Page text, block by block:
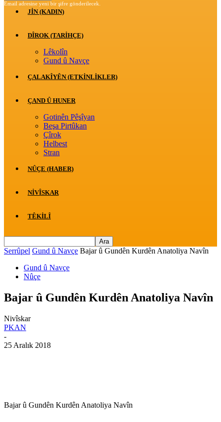
Email adresine yeni bir şifre gönderilecek.
JİN (KADIN)
DÎROK (TARİHÇE)
Lêkolîn
Gund û Navçe
ÇALAKÎYÊN (ETKINLIKLER)
ÇAND Û HUNER
Gotinên Pêşîyan
Beşa Pirtûkan
Çîrok
Helbest
Stran
NÛÇE (HABER)
NIVÎSKAR
TÊKILÎ
Serrûpel Gund û Navçe Bajar û Gundên Kurdên Anatoliya Navîn
Gund û Navçe
Nûçe
Bajar û Gundên Kurdên Anatoliya Navîn
Nivîskar
PKAN
-
25 Aralık 2018
Bajar û Gundên Kurdên Anatoliya Navîn